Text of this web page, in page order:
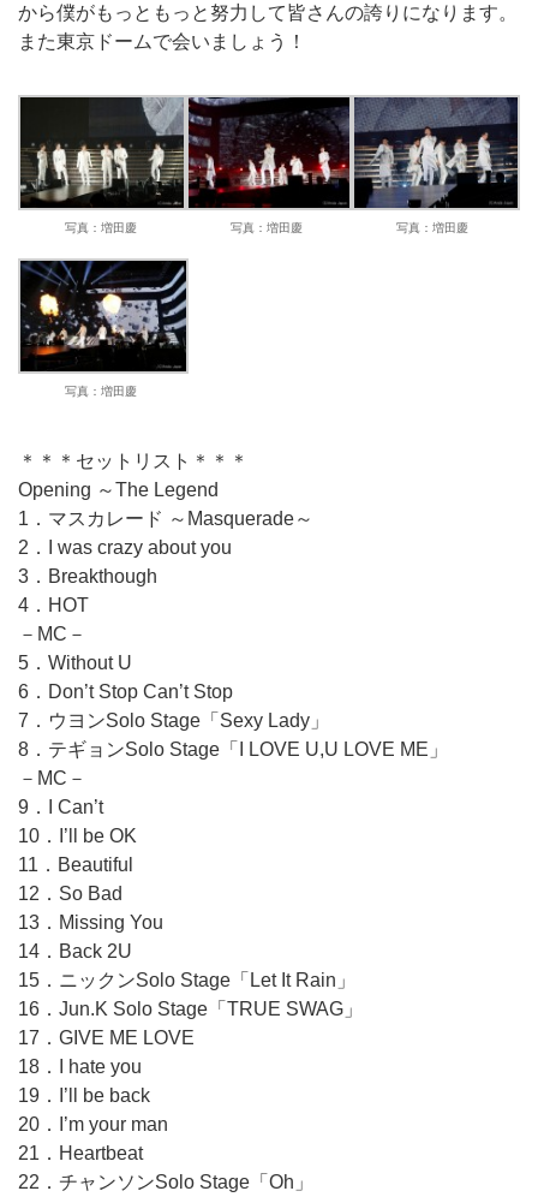
から僕がもっともっと努力して皆さんの誇りになります。
また東京ドームで会いましょう！
写真：増田慶 写真：増田慶 写真：増田慶
写真：増田慶
＊＊＊セットリスト＊＊＊
Opening ～The Legend
1．マスカレード ～Masquerade～
2．I was crazy about you
3．Breakthough
4．HOT
－MC－
5．Without U
6．Don’t Stop Can’t Stop
7．ウヨンSolo Stage「Sexy Lady」
8．テギョンSolo Stage「I LOVE U,U LOVE ME」
－MC－
9．I Can’t
10．I’ll be OK
11．Beautiful
12．So Bad
13．Missing You
14．Back 2U
15．ニックンSolo Stage「Let It Rain」
16．Jun.K Solo Stage「TRUE SWAG」
17．GIVE ME LOVE
18．I hate you
19．I’ll be back
20．I’m your man
21．Heartbeat
22．チャンソンSolo Stage「Oh」